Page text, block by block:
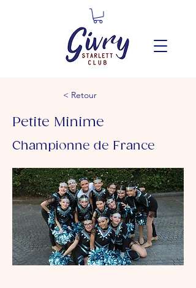
< Retour
Petite Minime
Championne de France